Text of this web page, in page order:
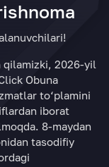
qilamizki, 2026-yil
Obuna
to‘plamini
iborat
8-maydan
tasodifiy